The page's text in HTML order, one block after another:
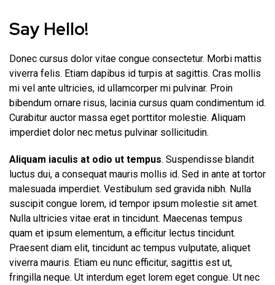
Say Hello!
Donec cursus dolor vitae congue consectetur. Morbi mattis
viverra felis. Etiam dapibus id turpis at sagittis. Cras mollis
mi vel ante ultricies, id ullamcorper mi pulvinar. Proin
bibendum ornare risus, lacinia cursus quam condimentum id.
Curabitur auctor massa eget porttitor molestie. Aliquam
imperdiet dolor nec metus pulvinar sollicitudin.
Aliquam iaculis at odio ut tempus. Suspendisse blandit
luctus dui, a consequat mauris mollis id. Sed in ante at tortor
malesuada imperdiet. Vestibulum sed gravida nibh. Nulla
suscipit congue lorem, id tempor ipsum molestie sit amet.
Nulla ultricies vitae erat in tincidunt. Maecenas tempus
quam et ipsum elementum, a efficitur lectus tincidunt.
Praesent diam elit, tincidunt ac tempus vulputate, aliquet
viverra mauris. Etiam eu nunc efficitur, sagittis est ut,
fringilla neque. Ut interdum eget lorem eget congue. Ut nec